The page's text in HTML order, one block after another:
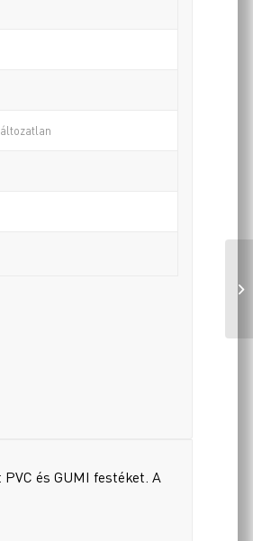
és GUMI festéket. A